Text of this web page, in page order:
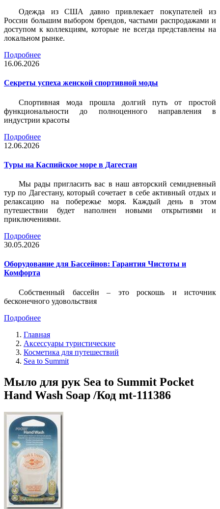
Одежда из США давно привлекает покупателей из
России большим выбором брендов, частыми распродажами и
доступом к коллекциям, которые не всегда представлены на
локальном рынке.
Подробнее
16.06.2026
Секреты успеха женской спортивной моды
Спортивная мода прошла долгий путь от простой
функциональности до полноценного направления в
индустрии красоты
Подробнее
12.06.2026
Туры на Каспийское море в Дагестан
Мы рады пригласить вас в наш авторский семидневный
тур по Дагестану, который сочетает в себе активный отдых и
релаксацию на побережье моря. Каждый день в этом
путешествии будет наполнен новыми открытиями и
приключениями.
Подробнее
30.05.2026
Оборудование для Бассейнов: Гарантия Чистоты и
Комфорта
Собственный бассейн – это роскошь и источник
бесконечного удовольствия
Подробнее
Главная
Аксессуары туристические
Косметика для путешествий
Sea to Summit
Мыло для рук Sea to Summit Pocket
Hand Wash Soap /Код mt-111386